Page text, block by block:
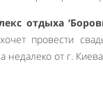
отдыха
провести
недалеко от г.